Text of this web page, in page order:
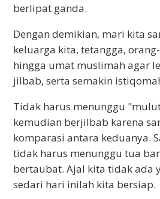
berlipat ganda.
Dengan demikian, mari kita
keluarga kita, tetangga,
hingga umat muslimah agar
jilbab, serta semakin
Tidak harus menunggu
kemudian berjilbab karena
komparasi antara keduanya.
tidak harus menunggu tua
bertaubat. Ajal kita tidak ada
sedari hari inilah kita bersiap.